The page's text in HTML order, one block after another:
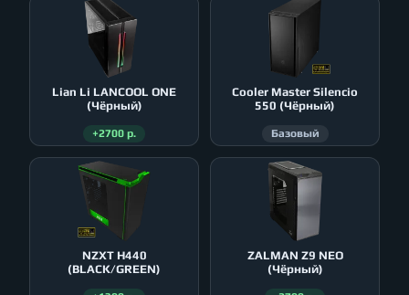
Lian Li LANCOOL ONE
(Чёрный)
+2700 р.
Cooler Master Silencio
550 (Чёрный)
Базовый
NZXT H440
(BLACK/GREEN)
ZALMAN Z9 NEO
(Чёрный)